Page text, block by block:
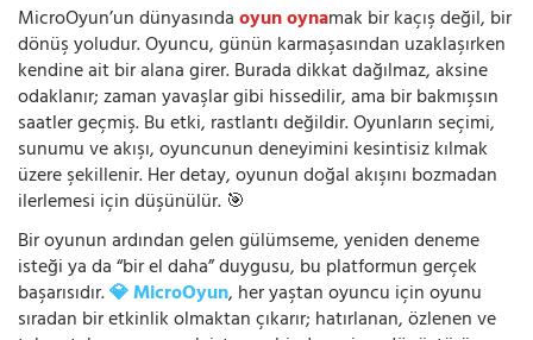
MicroOyun’un dünyasındaoyun oynamak bir kaçış değil, bir
dönüş yoludur. Oyuncu, günün karmaşasından uzaklaşırken
kendine ait bir alana girer. Burada dikkat dağılmaz, aksine
odaklanır; zaman yavaşlar gibi hissedilir, ama bir bakmışsın
saatler geçmiş. Bu etki, rastlantı değildir. Oyunların seçimi,
sunumu ve akışı, oyuncunun deneyimini kesintisiz kılmak
üzere şekillenir. Her detay, oyunun doğal akışını bozmadan
ilerlemesi için düşünülür. 🎯
Bir oyunun ardından gelen gülümseme, yeniden deneme
isteği ya da “bir el daha” duygusu, bu platformun gerçek
başarısıdır.💎 MicroOyun, her yaştan oyuncu için oyunu
sıradan bir etkinlik olmaktan çıkarır; hatırlanan, özlenen ve